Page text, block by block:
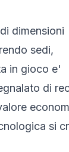
dimensioni
sedi,
in gioco e'
di
si